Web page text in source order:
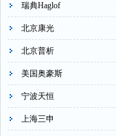
瑞典Haglof
北京康光
北京普析
美国奥豪斯
宁波天恒
上海三申